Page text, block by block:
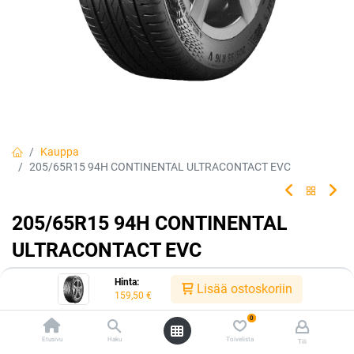
Hinta:
159,50 € Lisää ostoskoriin
Etusivu Haku
0
Toivelista Tili
Kauppa
205/65R15 94H CONTINENTAL ULTRACONTACT EVC
205/65R15 94H CONTINENTAL
ULTRACONTACT EVC
Tehty kestämään.
4019238066401 Tuotekoodi:239952
159,50€